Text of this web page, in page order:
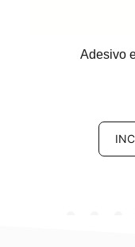
Adesivo